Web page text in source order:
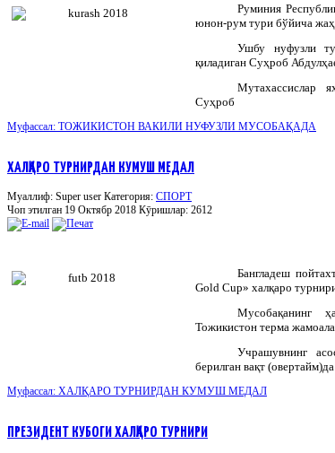
Руминия
юнон-рум тури бўйича
Ушбу нуфузли
қиладиган Суҳроб
Мутахассислар
Суҳроб
Муфассал: ТОЖИКИСТОН ВАКИЛИ НУФУЗЛИ МУСОБАҚАДА
ХАЛҚАРО ТУРНИРДАН КУМУШ МЕДАЛ
Муаллиф: Super user Категория: СПОРТ
Чоп этилган 19 Октябр 2018 Кӯришлар: 2612
Бангладеш
Gold Cup» халқаро
Мусобақанинг
Тожикистон терма
Учрашувнинг
берилган вақт
Муфассал: ХАЛҚАРО ТУРНИРДАН КУМУШ МЕДАЛ
ПРЕЗИДЕНТ КУБОГИ ХАЛҚАРО ТУРНИРИ